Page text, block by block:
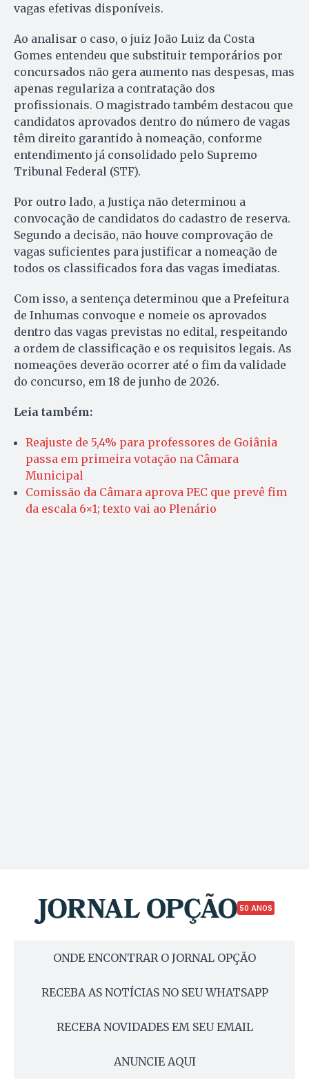
vagas efetivas disponíveis.
Ao analisar o caso, o juiz João Luiz da Costa
Gomes entendeu que substituir temporários por
concursados não gera aumento nas despesas, mas
apenas regulariza a contratação dos
profissionais. O magistrado também destacou que
candidatos aprovados dentro do número de vagas
têm direito garantido à nomeação, conforme
entendimento já consolidado pelo Supremo
Tribunal Federal (STF).
Por outro lado, a Justiça não determinou a
convocação de candidatos do cadastro de reserva.
Segundo a decisão, não houve comprovação de
vagas suficientes para justificar a nomeação de
todos os classificados fora das vagas imediatas.
Com isso, a sentença determinou que a Prefeitura
de Inhumas convoque e nomeie os aprovados
dentro das vagas previstas no edital, respeitando
a ordem de classificação e os requisitos legais. As
nomeações deverão ocorrer até o fim da validade
do concurso, em 18 de junho de 2026.
Leia também:
Reajuste de 5,4% para professores de Goiânia
passa em primeira votação na Câmara
Municipal
Comissão da Câmara aprova PEC que prevê fim
da escala 6×1; texto vai ao Plenário
50 ANOS
ONDE ENCONTRAR O JORNAL OPÇÃO
RECEBA AS NOTÍCIAS NO SEU WHATSAPP
RECEBA NOVIDADES EM SEU EMAIL
ANUNCIE AQUI